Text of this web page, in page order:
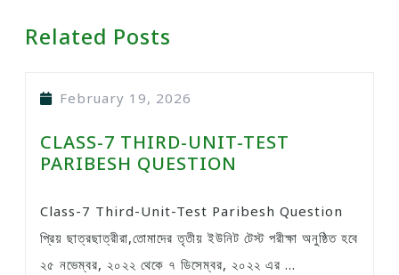
Related Posts
February 19, 2026
CLASS-7 THIRD-UNIT-TEST
PARIBESH QUESTION
Class-7 Third-Unit-Test Paribesh Question
প্রিয় ছাত্রছাত্রীরা,তোমাদের তৃতীয় ইউনিট টেস্ট পরীক্ষা অনুষ্ঠিত হবে
২৫ নভেম্বর, ২০২২ থেকে ৭ ডিসেম্বর, ২০২২ এর ...